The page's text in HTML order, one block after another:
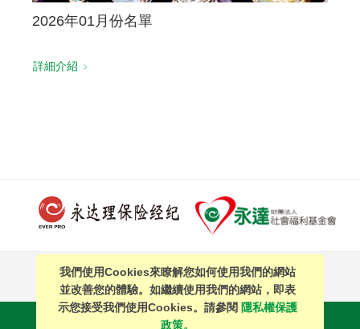
2026年01月份名單
詳細介紹
PAGE TOP
站內搜尋｜
我們使用Cookies來瞭解您如何使用我們的網站
並改善您的體驗。如繼續使用我們的網站，即表
示您接受我們使用Cookies。請參閱 隱私權保護
政策。